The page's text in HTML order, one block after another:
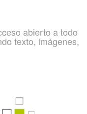
abierto a todo
texto, imágenes,